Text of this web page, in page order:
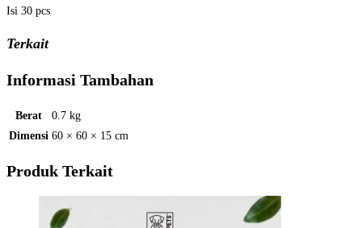
Isi 30 pcs
Terkait
Informasi Tambahan
Berat
0.7 kg
Dimensi 60 × 60 × 15 cm
Produk Terkait